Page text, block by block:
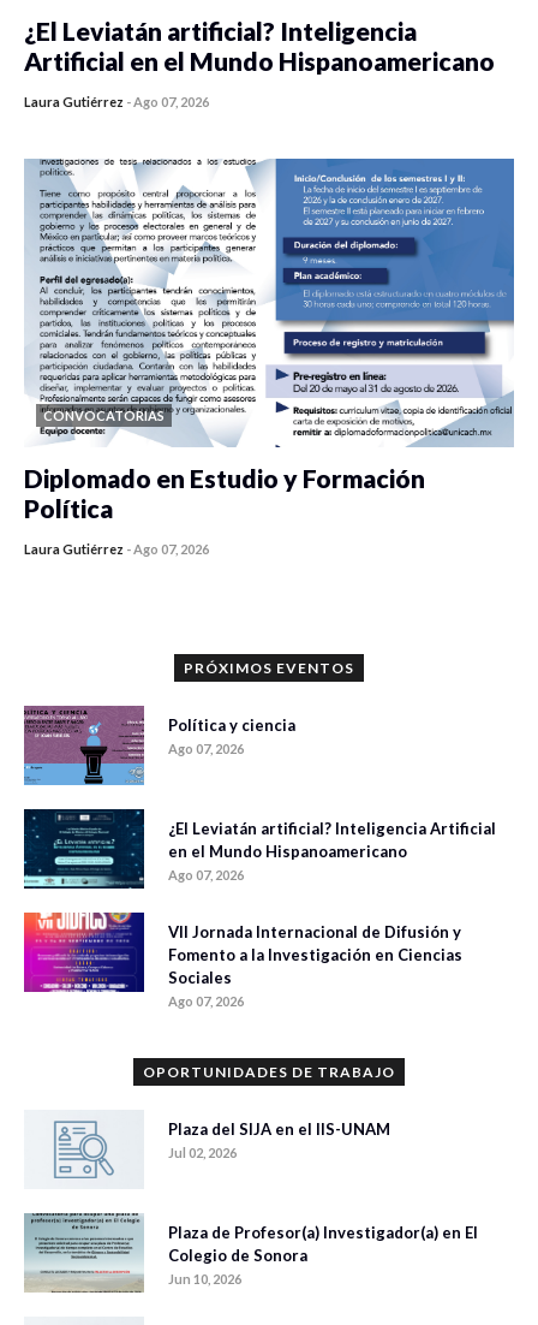
¿El Leviatán artificial? Inteligencia
Artificial en el Mundo Hispanoamericano
Laura Gutiérrez -Ago 07, 2026
CONVOCATORIAS
Diplomado en Estudio y Formación
Política
Laura Gutiérrez -Ago 07, 2026
PRÓXIMOS EVENTOS
Política y ciencia
Ago 07, 2026
¿El Leviatán artificial? Inteligencia Artificial
en el Mundo Hispanoamericano
Ago 07, 2026
VII Jornada Internacional de Difusión y
Fomento a la Investigación en Ciencias
Sociales
Ago 07, 2026
OPORTUNIDADES DE TRABAJO
Plaza del SIJA en el IIS-UNAM
Jul 02, 2026
Plaza de Profesor(a) Investigador(a) en El
Colegio de Sonora
Jun 10, 2026